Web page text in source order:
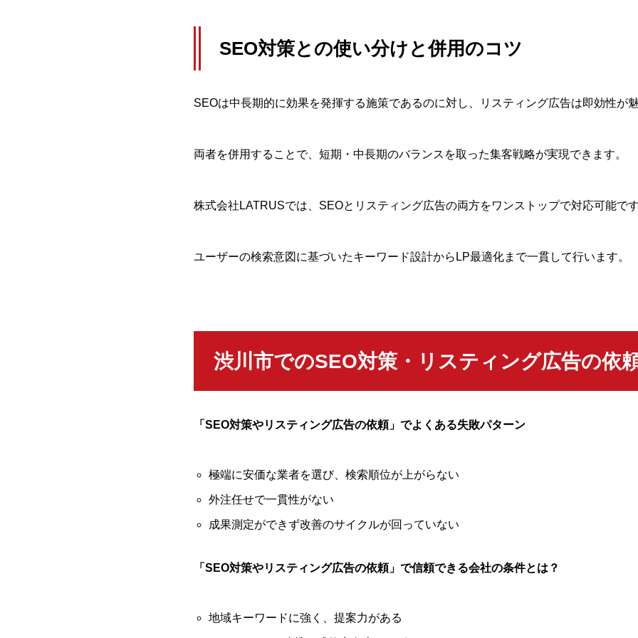
SEO対策との使い分けと併用のコツ
SEOは中長期的に効果を発揮する施策であるのに対し、リスティング広告は即効性が魅
両者を併用することで、短期・中長期のバランスを取った集客戦略が実現できます。
株式会社LATRUSでは、SEOとリスティング広告の両方をワンストップで対応可能です
ユーザーの検索意図に基づいたキーワード設計からLP最適化まで一貫して行います。
渋川市でのSEO対策・リスティング広告の依
「SEO対策やリスティング広告の依頼」でよくある失敗パターン
極端に安価な業者を選び、検索順位が上がらない
外注任せで一貫性がない
成果測定ができず改善のサイクルが回っていない
「SEO対策やリスティング広告の依頼」で信頼できる会社の条件とは？
地域キーワードに強く、提案力がある